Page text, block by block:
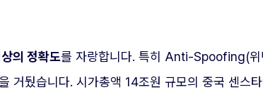
의 정확도를 자랑합니다. 특히 Anti-Spoofing(위
거뒀습니다. 시가총액 14조원 규모의 중국 센스